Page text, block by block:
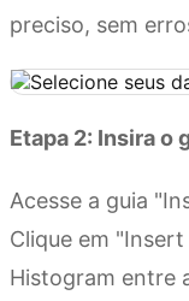
preciso, sem
Etapa 2: Insira o
Acesse a guia
Clique em
Histogram entre